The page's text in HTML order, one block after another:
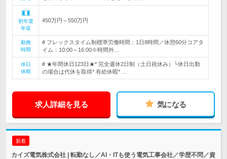
初年度
年収
450万円～550万円
勤務
時間
# フレックスタイム制標準労働時間：1日8時間／休憩60分コアタ
イム：10:00～16:00※時間外…
休日
休暇
# ★年間休日123日★* 完全週休2日制（土日祝休み）└休日出勤
の場合は代休を取得* 有給休暇* …
求人詳細を見る 気になる
新着
カイズ電気株式会社 | 転勤なし／AI・ITも使う電気工事会社／学歴不問／資